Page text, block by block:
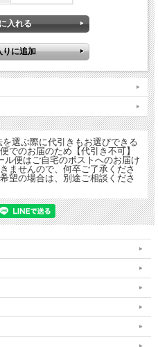
なバッグハンガーが登場しました！！
そんな時さっとかけられる♪
躍♪
らない♪♪★
選ぶ際に代引きもお選びできる
でのお届のため【代引き不可】
ル便はご自宅のポストへのお届け
ませんので、何卒ご了承くださ
望の場合は、別途ご相談くださ